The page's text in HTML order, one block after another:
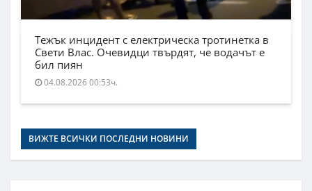
Тежък инцидент с електрическа тротинетка в
Свети Влас. Очевидци твърдят, че водачът е
бил пиян
04.08.2026 00:53ч.
ВИЖТЕ ВСИЧКИ ПОСЛЕДНИ НОВИНИ